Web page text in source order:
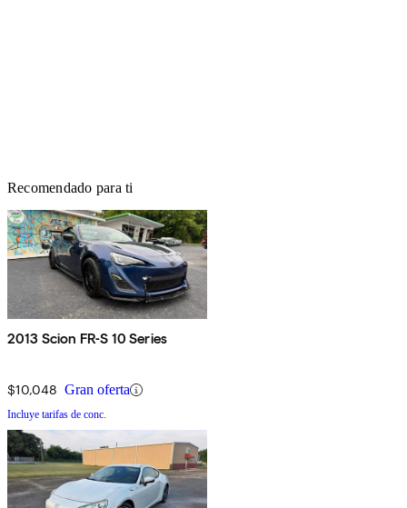
Recomendado para ti
2013 Scion FR-S 10 Series
$10,048 Gran oferta
Incluye tarifas de conc.